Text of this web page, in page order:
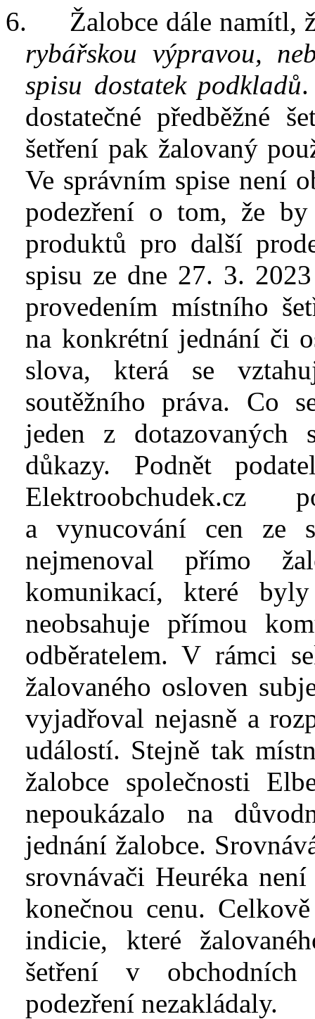
6.
Žalobce dále namítl,
rybářskou výpravou,
spisu dostatek podkladů
dostatečné předběžné
šetření pak žalovaný
Ve správním spise není
podezření o tom, že by
produktů pro další
spisu ze dne 27. 3.
provedením místního
na konkrétní jednání či
slova, která se
soutěžního práva. Co
jeden z
důkazy. Podnět
Elektroobchudek.cz
a
vynucování cen ze
nejmenoval přímo
komunikací, které
neobsahuje přímou
odběratelem. V rámci
žalovaného osloven
vyjadřoval nejasně a
událostí. Stejně tak
žalobce společnosti
nepoukázalo na
jednání žalobce.
srovnávači Heuréka
konečnou cenu.
indicie, které
šetření v
podezření nezakládaly.